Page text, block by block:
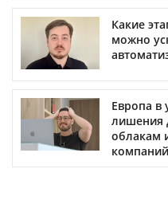
Какие
можно
Европа в
лишения
облакам